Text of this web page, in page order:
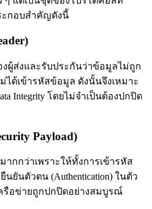
ะกอบสำคัญดังนี้
ผู้ส่งและรับประกันว่าข้อมูลไม่ถูก
ได้เข้ารหัสข้อมูล ดังนั้นจึงเหมาะ
Integrity โดยไม่จำเป็นต้องปกปิด
Payload)
ากกว่าเพราะให้ทั้งการเข้ารหัส
นยันตัวตน (Authentication) ในตัว
รือข่ายถูกปกปิดอย่างสมบูรณ์